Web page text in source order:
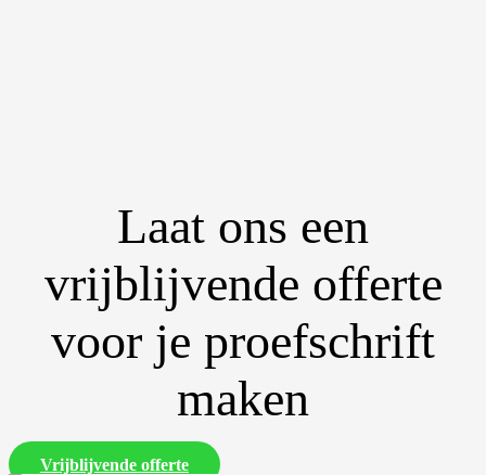
Laat ons een
vrijblijvende offerte
voor je proefschrift
maken
Vrijblijvende offerte